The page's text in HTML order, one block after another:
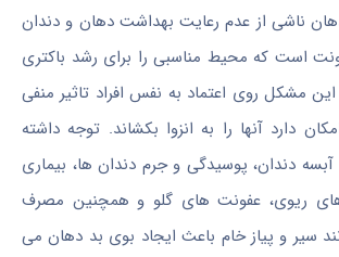
ناشی از عدم رعایت بهداشت دهان و دندان
است که محیط مناسبی را برای رشد باکتری
مشکل روی اعتماد به نفس افراد تاثیر منفی
دارد آنها را به انزوا بکشاند. توجه داشته
آبسه دندان، پوسیدگی و جرم دندان ها، بیماری
های ریوی، عفونت های گلو و همچنین مصرف
سیر و پیاز خام باعث ایجاد بوی بد دهان می